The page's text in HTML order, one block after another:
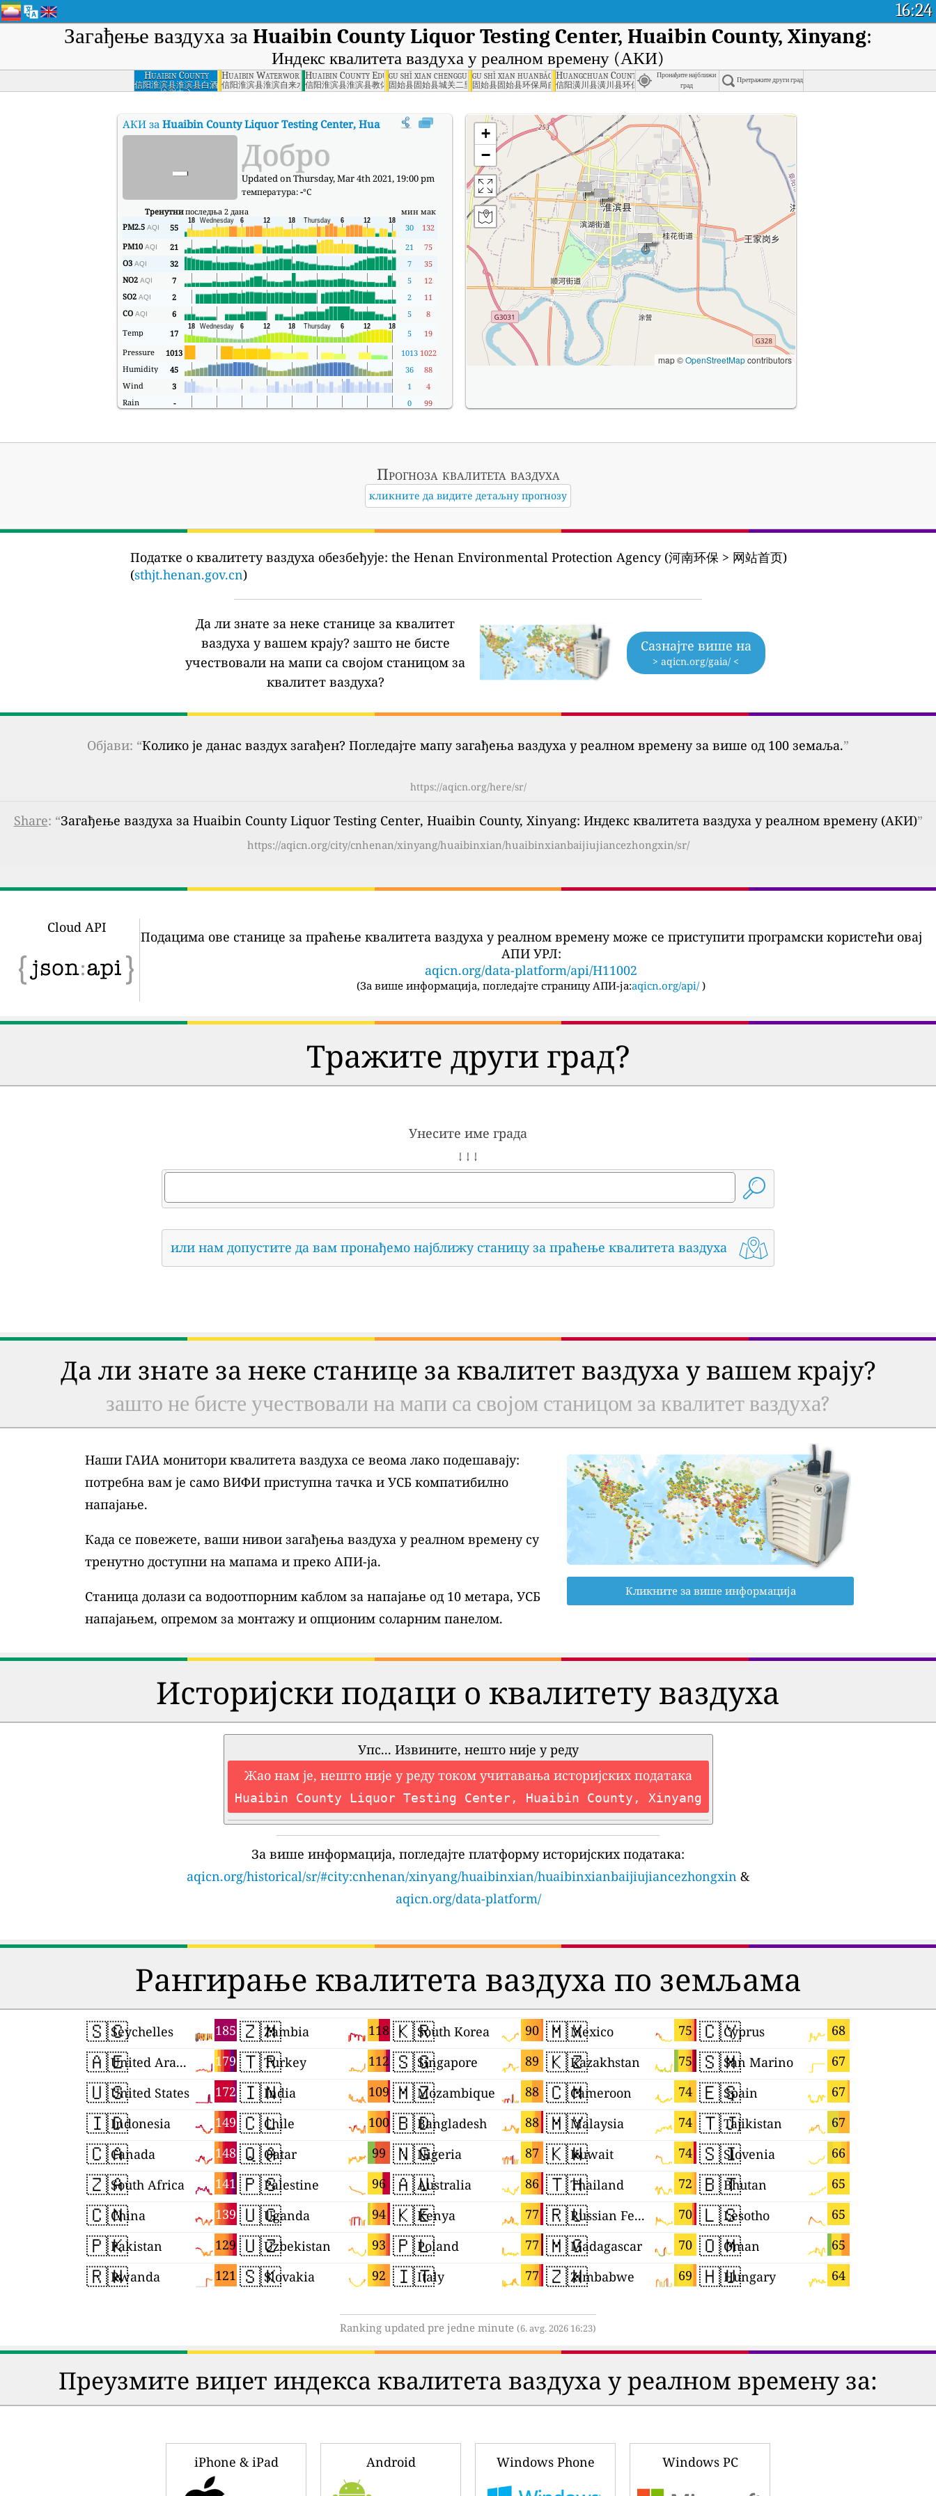
16:24
Загађење ваздуха за Huaibin County Liquor Testing Center, Huaibin County, Xinyang:
Индекс квалитета ваздуха у реалном времену (АКИ)
Huaibin County
Liquor Testing
Center, Huaibin
信阳淮滨县淮滨县白酒
检测中心
Huaibin Waterworks, Huaibin County, Xinyang
信阳淮滨县淮滨自来水厂
Huaibin County Education Bureau, Huaibin County, Xinyang
信阳淮滨县淮滨县教体局
gu shǐ xian chengguan er lǐ jǐng shequ zidong zhan, Gushi county
固始县固始县城关二里井社区自动站
gu shǐ xian huanbǎo ju zidong zhan, Gushi county
固始县固始县环保局自动站
Huangchuan County Environmental Protection Bureau, Huangchuan County, Xinyang
信阳潢川县潢川县环保局
Пронађите најближи
град
Претражите други град
АКИ за Huaibin County Liquor Testing Center, Huaibin County, Xinyang:Индекс квалитета ваздуха (АКИ) компаније Huaibin County Liquor Testing Center, Huaibin County, Xinyang
- Добро
Updated on Thursday, Mar 4th 2021, 19:00 pm
температура:-°C
Тренутнипоследња 2 дана мин мак
PM2.5 AQI 55 30
132
PM10 AQI 21 21
75
O3 AQI 32 7
35
NO2 AQI 7 5
12
SO2 AQI 2 2
11
CO AQI 6 5
8
Temp
17 5
19
Pressure
1013 1013 1022
Humidity
45 36
88
Wind
3 1
4
Rain
- 0 99
+
−
map ©OpenStreetMapcontributors
Прогноза квалитета ваздуха
кликните да видите детаљну прогнозу
Податке о квалитету ваздуха обезбеђује: the Henan Environmental Protection Agency (河南环保 > 网站首页)
(sthjt.henan.gov.cn)
Да ли знате за неке станице за квалитет
ваздуха у вашем крају? зашто не бисте
учествовали на мапи са својом станицом за
квалитет ваздуха?
Сазнајте више на
> aqicn.org/gaia/ <
Објави: “Колико је данас ваздух загађен? Погледајте мапу загађења ваздуха у реалном времену за више од 100 земаља.”
https://aqicn.org/here/sr/
Share: “Загађење ваздуха за Huaibin County Liquor Testing Center, Huaibin County, Xinyang: Индекс квалитета ваздуха у реалном времену (АКИ)”
https://aqicn.org/city/cnhenan/xinyang/huaibinxian/huaibinxianbaijiujiancezhongxin/sr/
Cloud API
Подацима ове станице за праћење квалитета ваздуха у реалном времену може се приступити програмски користећи овај
АПИ УРЛ:
aqicn.org/data-platform/api/H11002
(За више информација, погледајте страницу АПИ-ја:aqicn.org/api/ )
Тражите други град?
Унесите име града
↓ ↓ ↓
или нам допустите да вам пронађемо најближу станицу за праћење квалитета ваздуха
Да ли знате за неке станице за квалитет ваздуха у вашем крају?
зашто не бисте учествовали на мапи са својом станицом за квалитет ваздуха?
Наши ГАИА монитори квалитета ваздуха се веома лако подешавају:
потребна вам је само ВИФИ приступна тачка и УСБ компатибилно
напајање.
Када се повежете, ваши нивои загађења ваздуха у реалном времену су
тренутно доступни на мапама и преко АПИ-ја.
Станица долази са водоотпорним каблом за напајање од 10 метара, УСБ
напајањем, опремом за монтажу и опционим соларним панелом.
Кликните за више информација
Историјски подаци о квалитету ваздуха
Упс... Извините, нешто није у реду
Жао нам је, нешто није у реду током учитавања историјских података
Huaibin County Liquor Testing Center, Huaibin County, Xinyang
За више информација, погледајте платформу историјских података:
aqicn.org/historical/sr/#city:cnhenan/xinyang/huaibinxian/huaibinxianbaijiujiancezhongxin &
aqicn.org/data-platform/
Рангирање квалитета ваздуха по земљама
🇸🇨 185
Seychelles
🇦🇪 179
United Arab Emirates
🇺🇸 172
United States
🇮🇩 149
Indonesia
🇨🇦 148
Canada
🇿🇦 141
South Africa
🇨🇳 139
China
🇵🇰 129
Pakistan
🇷🇼 121
Rwanda
🇿🇲 118
Zambia
🇹🇷 112
Turkey
🇮🇳 109
India
🇨🇱 100
Chile
🇶🇦 99
Qatar
🇵🇸 96
Palestine
🇺🇬 94
Uganda
🇺🇿 93
Uzbekistan
🇸🇰 92
Slovakia
🇰🇷 90
South Korea
🇸🇬 89
Singapore
🇲🇿 88
Mozambique
🇧🇩 88
Bangladesh
🇳🇬 87
Nigeria
🇦🇺 86
Australia
🇰🇪 77
Kenya
🇵🇱 77
Poland
🇮🇹 77
Italy
🇲🇽 75
Mexico
🇰🇿 75
Kazakhstan
🇨🇲 74
Cameroon
🇲🇾 74
Malaysia
🇰🇼 74
Kuwait
🇹🇭 72
Thailand
🇷🇺 70
Russian Federation
🇲🇬 70
Madagascar
🇿🇼 69
Zimbabwe
🇨🇾 68
Cyprus
🇸🇲 67
San Marino
🇪🇸 67
Spain
🇹🇯 67
Tajikistan
🇸🇮 66
Slovenia
🇧🇹 65
Bhutan
🇱🇸 65
Lesotho
🇴🇲 65
Oman
🇭🇺 64
Hungary
Ranking updated pre jedne minute (6. avg. 2026 16:23)
Преузмите виџет индекса квалитета ваздуха у реалном времену за:
iPhone & iPad Android Windows Phone Windows PC